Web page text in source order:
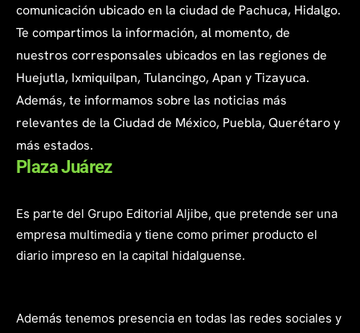
comunicación ubicado en la ciudad de Pachuca, Hidalgo.
Te compartimos la información, al momento, de
nuestros corresponsales ubicados en las regiones de
Huejutla, Ixmiquilpan, Tulancingo, Apan y Tizayuca.
Además, te informamos sobre las noticias más
relevantes de la Ciudad de México, Puebla, Querétaro y
más estados.
Plaza Juárez
Es parte del Grupo Editorial Aljibe, que pretende ser una
empresa multimedia y tiene como primer producto el
diario impreso en la capital hidalguense.
Además tenemos presencia en todas las redes sociales y